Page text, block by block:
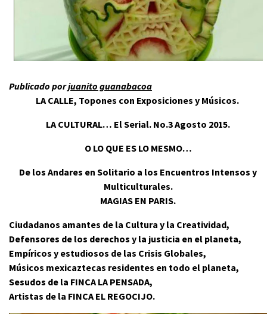
Publicado porjuanito guanabacoa
LA CALLE, Topones con Exposiciones y Músicos.
LA CULTURAL… El Serial. No.3 Agosto 2015.
O LO QUE ES LO MESMO…
De los Andares en Solitario a los Encuentros Intensos y
Multiculturales.
MAGIAS EN PARIS.
Ciudadanos amantes de la Cultura y la Creatividad,
Defensores de los derechos y la justicia en el planeta,
Empíricos y estudiosos de las Crisis Globales,
Músicos mexicaztecas residentes en todo el planeta,
Sesudos de la FINCA LA PENSADA,
Artistas de la FINCA EL REGOCIJO.